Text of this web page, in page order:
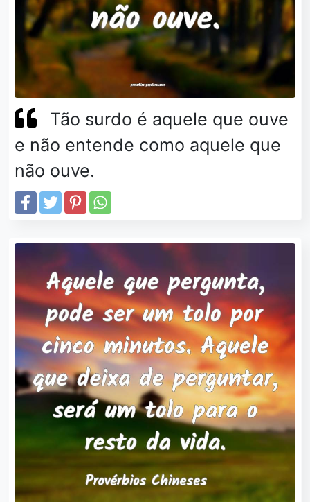
Tão surdo é aquele que ouve
e não entende como aquele que
não ouve.